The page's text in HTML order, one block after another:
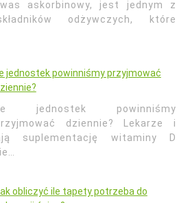
askorbinowy, jest jednym z
odżywczych, które
jednostek powinniśmy przyjmować
Ile jednostek powinniśmy
dziennie? Lekarze i
suplementację witaminy D
obliczyć ile tapety potrzeba do